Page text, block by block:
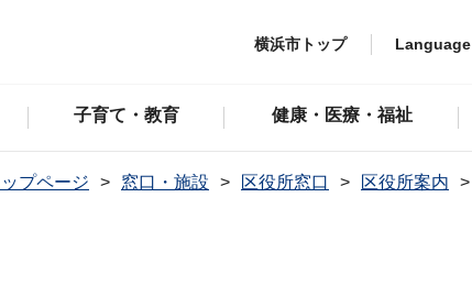
横浜市トップ Language
子育て・教育 健康・医療・福祉
プページ 窓口・施設 区役所窓口 区役所案内